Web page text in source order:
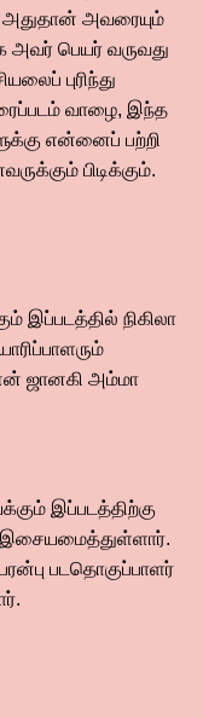
அதுதான் அவரையும்
பெயர் வருவது
புரிந்து
வாழை, இந்த
என்னைப் பற்றி
பிடிக்கும்.
இப்படத்தில் நிகிலா
ஜானகி அம்மா
இப்படத்திற்கு
படதொகுப்பாளர்